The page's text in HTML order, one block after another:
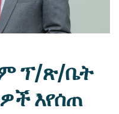
ፕ/ጽ/ቤት
እየሰጠ